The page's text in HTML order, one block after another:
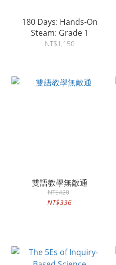
180 Days: Hands-On
Steam: Grade 1
NT$1,150
雙語教學無敵通
NT$420
NT$336